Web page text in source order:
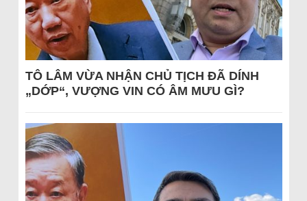
TÔ LÂM VỪA NHẬN CHỦ TỊCH ĐÃ DÍNH
„DỚP“, VƯỢNG VIN CÓ ÂM MƯU GÌ?